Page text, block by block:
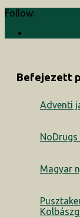
Follow:
Befejezett
Adventi
Magyar